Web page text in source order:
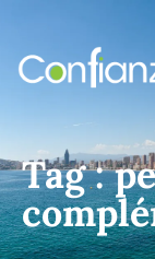
Tag :